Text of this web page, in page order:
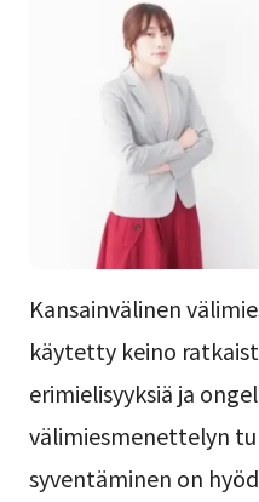
Kansainvälinen
käytetty keino
erimielisyyksiä ja
välimiesmenettelyn
syventäminen on